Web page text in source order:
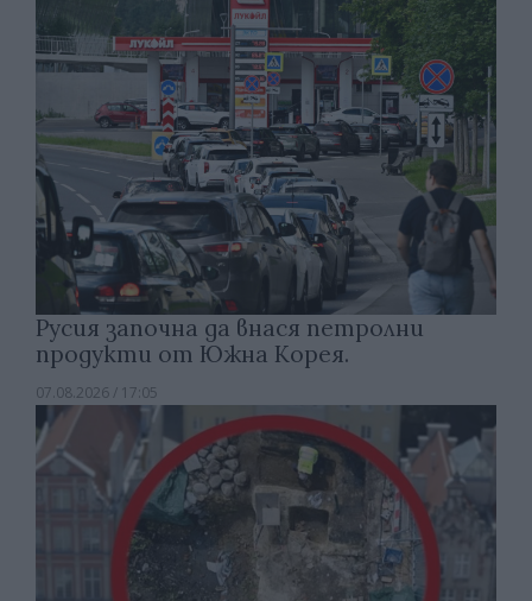
Русия започна да внася петролни
продукти от Южна Корея.
07.08.2026 / 17:05